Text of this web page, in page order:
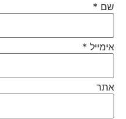
שם *
אימייל *
אתר